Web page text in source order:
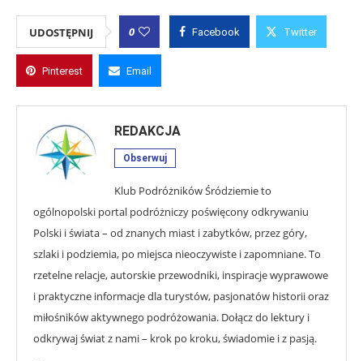
UDOSTĘPNIJ 0 Facebook Twitter
Pinterest Email
REDAKCJA
Obserwuj
Klub Podróżników Śródziemie to
ogólnopolski portal podróżniczy poświęcony odkrywaniu
Polski i świata – od znanych miast i zabytków, przez góry,
szlaki i podziemia, po miejsca nieoczywiste i zapomniane. To
rzetelne relacje, autorskie przewodniki, inspiracje wyprawowe
i praktyczne informacje dla turystów, pasjonatów historii oraz
miłośników aktywnego podróżowania. Dołącz do lektury i
odkrywaj świat z nami – krok po kroku, świadomie i z pasją.